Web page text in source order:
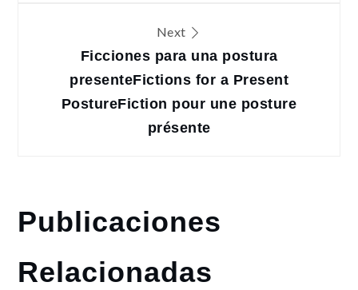
Next
Ficciones para una postura
presenteFictions for a Present
PostureFiction pour une posture
présente
Publicaciones
Relacionadas